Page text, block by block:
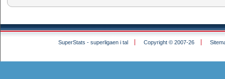
SuperStats - superligaen i tal Copyright © 2007-26